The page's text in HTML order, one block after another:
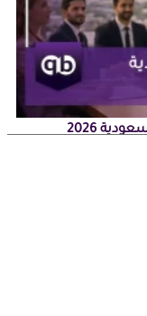
2026